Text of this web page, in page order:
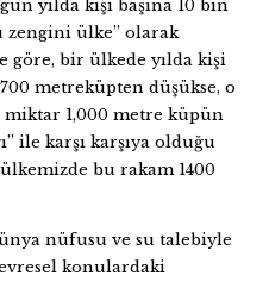
yılda kişi başına 10 bin
zengini ülke” olarak
göre, bir ülkede yılda kişi
metreküpten düşükse, o
miktar 1,000 metre küpün
ile karşı karşıya olduğu
bu rakam 1400
nüfusu ve su talebiyle
konulardaki